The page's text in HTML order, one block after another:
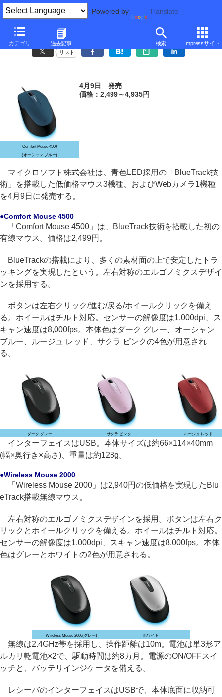
Powered by Translate
カテゴリ 過去記事 検索 Impressサイト
マイクロソフト、BlueTrack搭載の有線マウスなど
リスト
Comfort Mouse 4500
(オーシャン ブルー)
4月9日 発売
価格：2,499～4,935円
マイクロソフト株式会社は、青色LED採用の「BlueTrack技
術」を搭載した低価格マウス3機種、およびWebカメラ1機種
を4月9日に発売する。
●Comfort Mouse 4500
「Comfort Mouse 4500」は、BlueTrack技術を搭載した初の
有線マウス。価格は2,499円。
BlueTrackの搭載により、多くの素材面の上で安定したトラ
ッキングを実現したという。左右対称のエルゴノミクスデザイ
ンを採用する。
ボタンは左右クリック/進む/戻る/ホイールクリックを備え
る。ホイールはチルト対応。センサーの解像度は1,000dpi、ス
キャン速度は8,000fps。本体色はダーク グレー、オーシャン
ブルー、ルージュ レッド、サクラ ピンクの4色が用意され
る。
ダーク グレー サクラ ピンク ルージュ レッド
インターフェイスはUSB。本体サイズは約66×114×40mm
(幅×奥行き×高さ)、重量は約128g。
●Wireless Mouse 2000
「Wireless Mouse 2000」は2,940円の低価格を実現したBlu
eTrack搭載無線マウス。
左右対称のエルゴノミクスデザインを採用。ボタンは左右ク
リックとホイールクリックを備える。ホイールはチルト対応。
センサーの解像度は1,000dpi、スキャン速度は8,000fps。本体
色はグレーとホワイトの2色が用意される。
Wireless Mouse 2000(グレー) ホワイト
無線は2.4GHz帯を採用し、操作距離は10m。電池は単3形ア
ルカリ乾電池×2で、駆動時間は約8カ月。電源のON/OFFスイ
ッチと、バッテリインジケータを備える。
レシーバのインターフェイスはUSBで、本体底面に収納可